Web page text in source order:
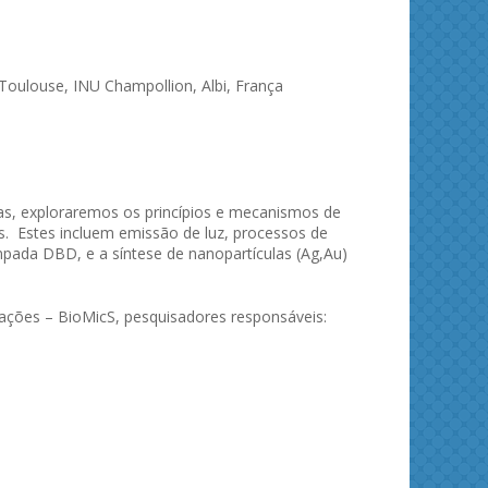
INU Champollion, Albi, França
exploraremos os princípios e mecanismos de
Estes incluem emissão de luz, processos de
DBD, e a síntese de nanopartículas (Ag,Au)
– BioMicS, pesquisadores responsáveis: